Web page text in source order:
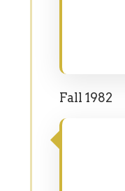
Fall 1982